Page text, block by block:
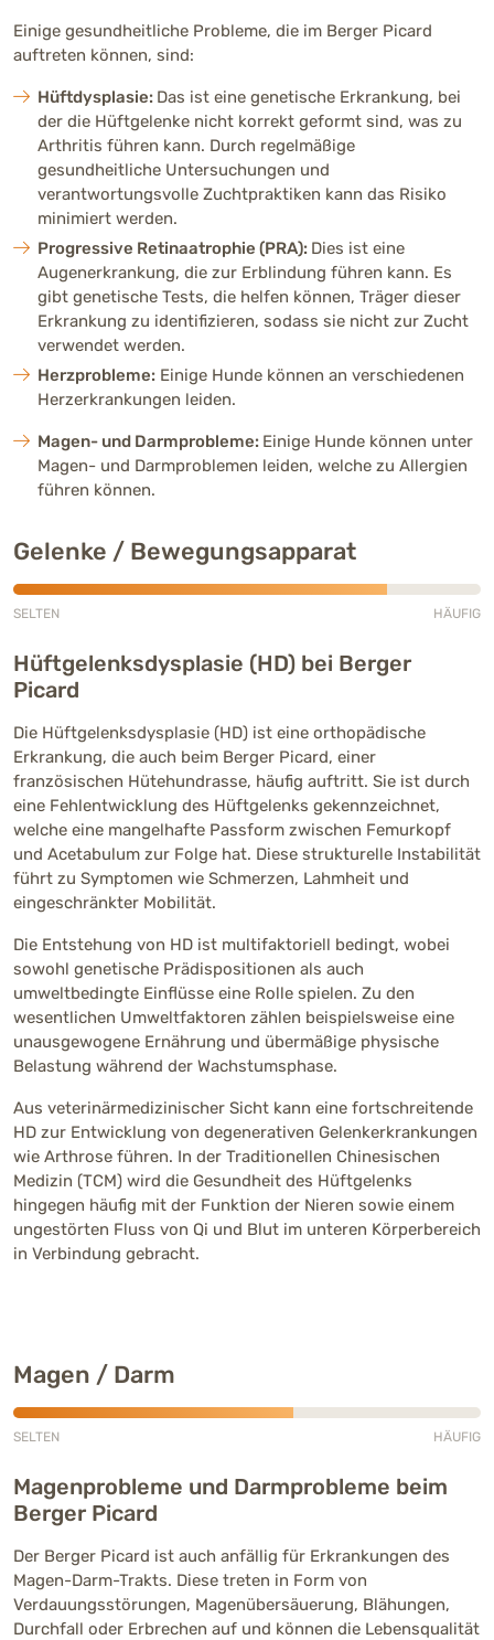
Einige gesundheitliche Probleme, die im Berger Picard
auftreten können, sind:
Hüftdysplasie: Das ist eine genetische Erkrankung, bei
der die Hüftgelenke nicht korrekt geformt sind, was zu
Arthritis führen kann. Durch regelmäßige
gesundheitliche Untersuchungen und
verantwortungsvolle Zuchtpraktiken kann das Risiko
minimiert werden.
Progressive Retinaatrophie (PRA): Dies ist eine
Augenerkrankung, die zur Erblindung führen kann. Es
gibt genetische Tests, die helfen können, Träger dieser
Erkrankung zu identifizieren, sodass sie nicht zur Zucht
verwendet werden.
Herzprobleme: Einige Hunde können an verschiedenen
Herzerkrankungen leiden.
Magen- und Darmprobleme: Einige Hunde können unter
Magen- und Darmproblemen leiden, welche zu Allergien
führen können.
Gelenke / Bewegungsapparat
SELTEN HÄUFIG
Hüftgelenksdysplasie (HD) bei Berger
Picard
Die Hüftgelenksdysplasie (HD) ist eine orthopädische
Erkrankung, die auch beim Berger Picard, einer
französischen Hütehundrasse, häufig auftritt. Sie ist durch
eine Fehlentwicklung des Hüftgelenks gekennzeichnet,
welche eine mangelhafte Passform zwischen Femurkopf
und Acetabulum zur Folge hat. Diese strukturelle Instabilität
führt zu Symptomen wie Schmerzen, Lahmheit und
eingeschränkter Mobilität.
Die Entstehung von HD ist multifaktoriell bedingt, wobei
sowohl genetische Prädispositionen als auch
umweltbedingte Einflüsse eine Rolle spielen. Zu den
wesentlichen Umweltfaktoren zählen beispielsweise eine
unausgewogene Ernährung und übermäßige physische
Belastung während der Wachstumsphase.
Aus veterinärmedizinischer Sicht kann eine fortschreitende
HD zur Entwicklung von degenerativen Gelenkerkrankungen
wie Arthrose führen. In der Traditionellen Chinesischen
Medizin (TCM) wird die Gesundheit des Hüftgelenks
hingegen häufig mit der Funktion der Nieren sowie einem
ungestörten Fluss von Qi und Blut im unteren Körperbereich
in Verbindung gebracht.
Magen / Darm
SELTEN HÄUFIG
Magenprobleme und Darmprobleme beim
Berger Picard
Der Berger Picard ist auch anfällig für Erkrankungen des
Magen-Darm-Trakts. Diese treten in Form von
Verdauungsstörungen, Magenübersäuerung, Blähungen,
Durchfall oder Erbrechen auf und können die Lebensqualität